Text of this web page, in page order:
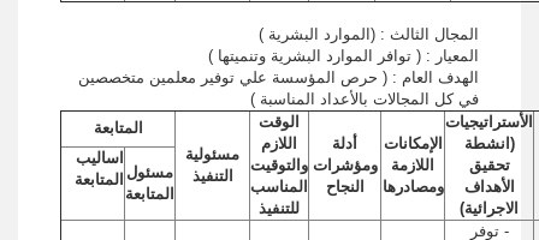
المجال الثالث : (الموارد البشرية )
المعيار : ( توافر الموارد البشرية وتنميتها )
الهدف العام : ( حرص المؤسسة علي توفير معلمين متخصصين
في كل المجالات بالأعداد المناسبة )
الأستراتيجيات
(انشطة
تحقيق
الأهداف
الاجرائية)
الإمكانات
اللازمة
ومصادرها
أدلة
ومؤشرات
النجاح
الوقت
اللازم
والتوقيت
المناسب
للتنفيذ
مسئولية
التنفيذ
المتابعة
مسئول
المتابعة
اساليب
المتابعة
- توفر